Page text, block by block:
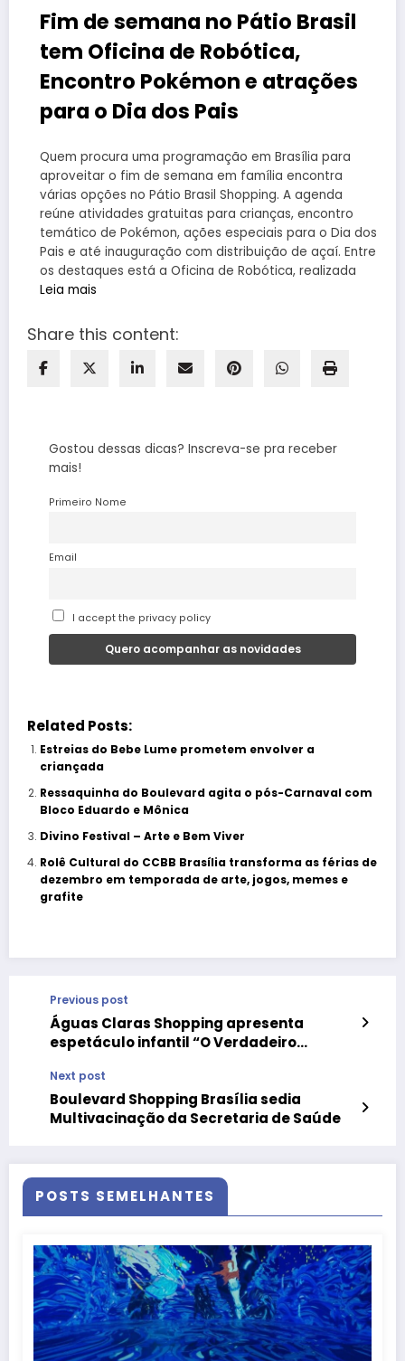
Fim de semana no Pátio Brasil
tem Oficina de Robótica,
Encontro Pokémon e atrações
para o Dia dos Pais
Quem procura uma programação em Brasília para
aproveitar o fim de semana em família encontra
várias opções no Pátio Brasil Shopping. A agenda
reúne atividades gratuitas para crianças, encontro
temático de Pokémon, ações especiais para o Dia dos
Pais e até inauguração com distribuição de açaí. Entre
os destaques está a Oficina de Robótica, realizada
Leia mais
Share this content:
Gostou dessas dicas? Inscreva-se pra receber
mais!
Primeiro Nome
Email
I accept the privacy policy
Related Posts:
Estreias do Bebe Lume prometem envolver a
criançada
Ressaquinha do Boulevard agita o pós-Carnaval com
Bloco Eduardo e Mônica
Divino Festival – Arte e Bem Viver
Rolê Cultural do CCBB Brasília transforma as férias de
dezembro em temporada de arte, jogos, memes e
grafite
Previous post
Águas Claras Shopping apresenta
espetáculo infantil “O Verdadeiro
Next post
Boulevard Shopping Brasília sedia
Multivacinação da Secretaria de Saúde
POSTS SEMELHANTES